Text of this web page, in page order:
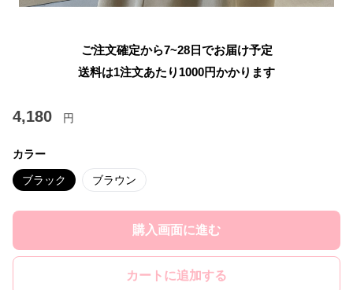
ご注文確定から7~28日でお届け予定
送料は1注文あたり 1000円かかります
4,180 円
カラー
ブラック ブラウン
購入画面に進む
カートに追加する